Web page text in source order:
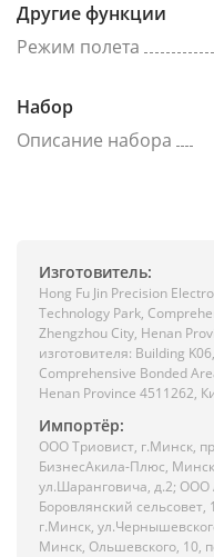
Другие функции
Режим полета
Набор
Описание набора
Изготовитель:
Hong Fu Jin Precision
Technology Park,
Zhengzhou City, Henan
изготовителя: Building
Comprehensive Bonded
Henan Province 4511262,
Импортёр:
ООО Триовист, г.Минск,
БизнесАкила-Плюс,
ул.Шаранговича, д.2;
Боровлянский
г.Минск,
Минск, Ольшевского, 10,